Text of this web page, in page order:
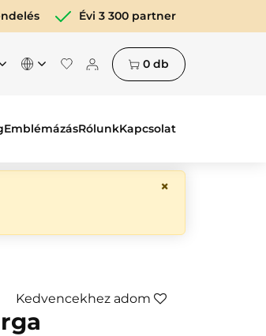
Évi 3 300 partner
0 db
EmblémázásRólunkKapcsolat
×
Kedvencekhez adom